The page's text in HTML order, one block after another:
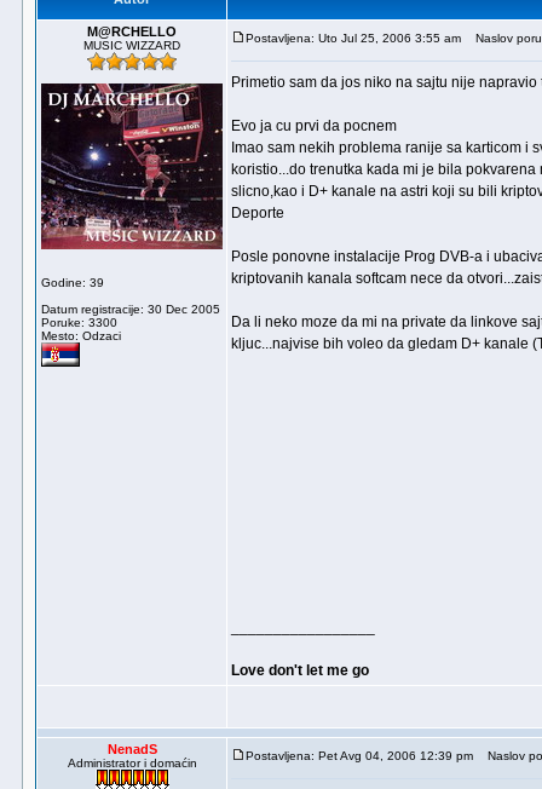
M@RCHELLO
MUSIC WIZZARD
Godine: 39
Datum registracije: 30 Dec 2005
Poruke: 3300
Mesto: Odzaci
Postavljena: Uto Jul 25, 2006 3:55 am Naslov
Primetio sam da jos niko na sajtu nije
Evo ja cu prvi da pocnem
Imao sam nekih problema ranije sa karticom i
koristio...do trenutka kada mi je bila
slicno,kao i D+ kanale na astri koji su bili
Deporte
Posle ponovne instalacije Prog DVB-a i
kriptovanih kanala softcam nece da
Da li neko moze da mi na private da linkove
kljuc...najvise bih voleo da gledam D+ kanale
Love don't let me go
NenadS
Administrator i domaćin
Postavljena: Pet Avg 04, 2006 12:39 pm Naslov